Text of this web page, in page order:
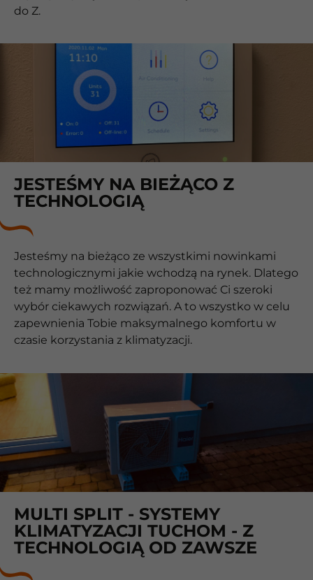
do Z.
JESTEŚMY NA BIEŻĄCO Z
TECHNOLOGIĄ
Jesteśmy na bieżąco ze wszystkimi nowinkami
technologicznymi jakie wchodzą na rynek. Dlatego
też mamy możliwość zaproponować Ci szeroki
wybór ciekawych rozwiązań. A to wszystko w celu
zapewnienia Tobie maksymalnego komfortu w
czasie korzystania z klimatyzacji.
MULTI SPLIT - SYSTEMY
KLIMATYZACJI TUCHOM - Z
TECHNOLOGIĄ OD ZAWSZE